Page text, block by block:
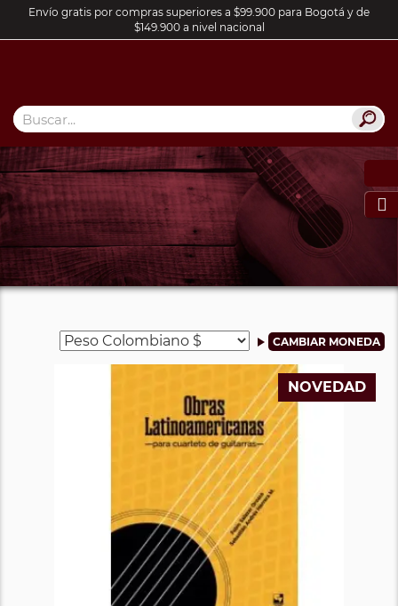
Envío gratis por compras superiores a $99.900 para Bogotá y de
$149.900 a nivel nacional

NOVEDAD